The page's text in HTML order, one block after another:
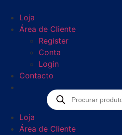
Loja
Área de Cliente
Register
Conta
Login
Contacto
Loja
Área de Cliente